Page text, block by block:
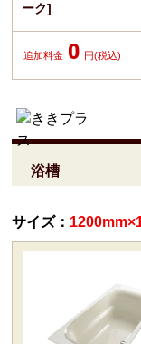
ーク]
追加料金 0 円(税込)
浴槽
サイズ：